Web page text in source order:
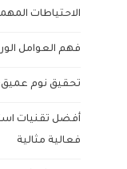
الاحتياطات
فهم العوامل
تحقيق نوم
أفضل تقنيات
فعالية مثالية